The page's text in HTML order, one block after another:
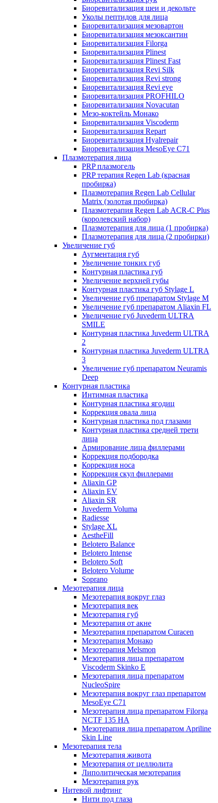
Биоревитализация шеи и декольте
Уколы пептидов для лица
Биоревитализация мезовартон
Биоревитализация мезоксантин
Биоревитализация Filorga
Биоревитализация Plinest
Биоревитализация Plinest Fast
Биоревитализация Revi Silk
Биоревитализация Revi strong
Биоревитализация Revi eye
Биоревитализация PROFHILO
Биоревитализация Novacutan
Мезо-коктейль Монако
Биоревитализация Viscoderm
Биоревитализация Repart
Биоревитализация Hyalrepair
Биоревитализация MesoEye C71
Плазмотерапия лица
PRP плазмогель
PRP терапия Regen Lab (красная
пробирка)
Плазмотерапия Regen Lab Cellular
Matrix (золотая пробирка)
Плазмотерапия Regen Lab ACR-C Plus
(королевский набор)
Плазмотерапия для лица (1 пробирка)
Плазмотерапия для лица (2 пробирки)
Увеличение губ
Аугментация губ
Увеличение тонких губ
Контурная пластика губ
Увеличение верхней губы
Контурная пластика губ Stylage L
Увеличение губ препаратом Stylage M
Увеличение губ препаратом Aliaxin FL
Увеличение губ Juvederm ULTRA
SMILE
Контурная пластика Juvederm ULTRA
2
Контурная пластика Juvederm ULTRA
3
Увеличение губ препаратом Neuramis
Deep
Контурная пластика
Интимная пластика
Контурная пластика ягодиц
Коррекция овала лица
Контурная пластика под глазами
Контурная пластика средней трети
лица
Армирование лица филлерами
Коррекция подбородка
Коррекция носа
Коррекция скул филлерами
Aliaxin GP
Aliaxin EV
Aliaxin SR
Juvederm Voluma
Radiesse
Stylage XL
AestheFill
Belotero Balance
Belotero Intense
Belotero Soft
Belotero Volume
Soprano
Мезотерапия лица
Мезотерапия вокруг глаз
Мезотерапия век
Мезотерапия губ
Мезотерапия от акне
Мезотерапия препаратом Curacen
Мезотерапия Монако
Мезотерапия Melsmon
Мезотерапия лица препаратом
Viscoderm Skinko E
Мезотерапия лица препаратом
NucleoSpire
Мезотерапия вокруг глаз препаратом
MesoEye С71
Мезотерапия лица препаратом Filorga
NCTF 135 HA
Мезотерапия лица препаратом Apriline
Skin Line
Мезотерапия тела
Мезотерапия живота
Мезотерапия от целлюлита
Липолитическая мезотерапия
Мезотерапия рук
Нитевой лифтинг
Нити под глаза